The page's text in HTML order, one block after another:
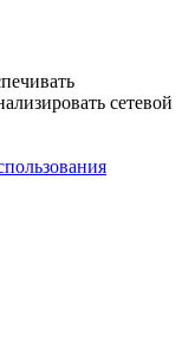
сетевой